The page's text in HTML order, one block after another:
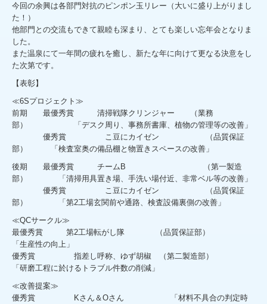
今回の余興は各部門対抗のピンポン玉リレー（大いに盛り上がりまし
た！）
他部門との交流もできて親睦も深まり、とても楽しい忘年会となりま
した。
また温泉にて一年間の疲れを癒し、新たな年に向けて更なる決意をし
た次第です。
【表彰】
≪6Sプロジェクト≫
前期 最優秀賞 清掃戦隊クリンジャー （業務
部） 「デスク周り、事務所書庫、植物の管理等の改善」
優秀賞 こ豆にカイゼン （品質保証
部） 「検査室奥の備品棚と物置きスペースの改善」
後期 最優秀賞 チームB （第一製造
部） 「清掃用具置き場、手洗い場付近、非常ベル等の改善」
優秀賞 こ豆にカイゼン （品質保証
部） 「第2工場玄関前や通路、検査設備裏側の改善」
≪QCサークル≫
最優秀賞 第2工場転がし隊 （品質保証部）
「生産性の向上」
優秀賞 指差し呼称、ゆず胡椒 （第二製造部）
「研磨工程に於けるトラブル件数の削減」
≪改善提案≫
優秀賞 Kさん＆Oさん 「材料不具合の判定時